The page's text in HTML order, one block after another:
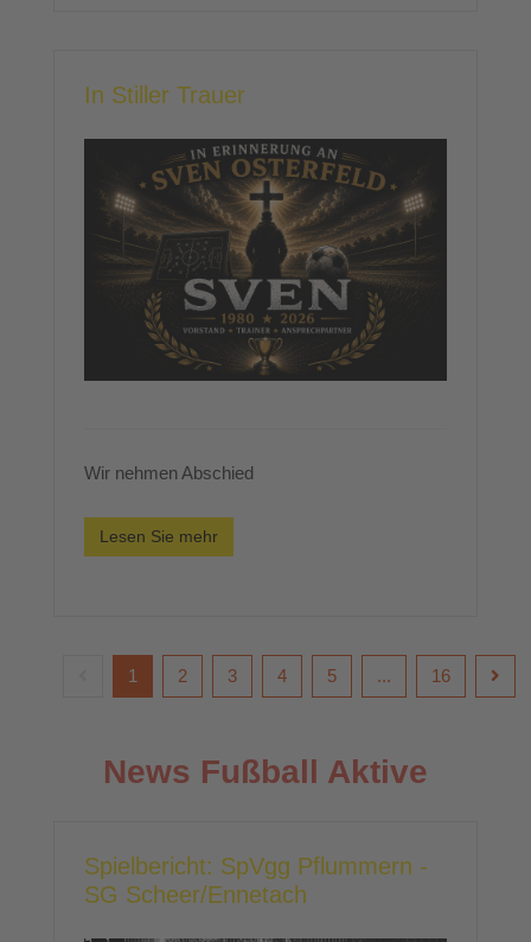
In Stiller Trauer
Wir nehmen Abschied
Lesen Sie mehr
1 2 3 4 5 ... 16
News Fußball Aktive
Spielbericht: SpVgg Pflummern -
SG Scheer/Ennetach